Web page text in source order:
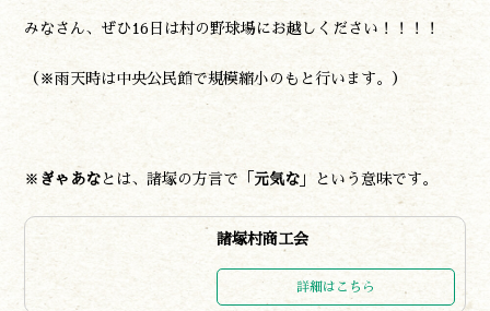
みなさん、ぜひ16日は村の野球場にお越しください！！！！
（※雨天時は中央公民館で規模縮小のもと行います。）
※ ぎゃあな とは、諸塚の方言で「 元気な 」という意味です。
諸塚村商工会
詳細はこちら